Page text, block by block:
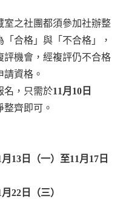
室之社團都須參加社辦整
合格」與「不合格」，
評機會，經複評仍不合格
資格。
名，只需於11月10日
齊即可。
13日（一）至11月17日
22日（三）